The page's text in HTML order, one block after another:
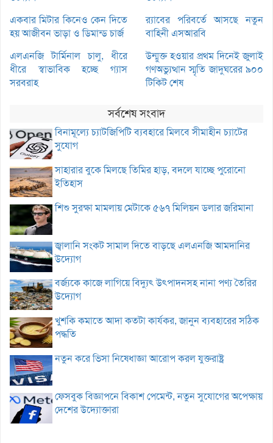
একবার মিটার কিনেও কেন দিতে
হয় আজীবন ভাড়া ও ডিমান্ড চার্জ
র‌্যাবের পরিবর্তে আসছে নতুন
বাহিনী এসআরবি
এলএনজি টার্মিনাল চালু, ধীরে
ধীরে স্বাভাবিক হচ্ছে গ্যাস
সরবরাহ
উন্মুক্ত হওয়ার প্রথম দিনেই জুলাই
গণঅভ্যুত্থান স্মৃতি জাদুঘরের ৯০০
টিকিট শেষ
সর্বশেষ সংবাদ
বিনামূল্যে চ্যাটজিপিটি ব্যবহারে মিলবে সীমাহীন চ্যাটের
সুযোগ
সাহারার বুকে মিলছে তিমির হাড়, বদলে যাচ্ছে পুরোনো
ইতিহাস
শিশু সুরক্ষা মামলায় মেটাকে ৫৬৭ মিলিয়ন ডলার জরিমানা
জ্বালানি সংকট সামাল দিতে বাড়ছে এলএনজি আমদানির
উদ্যোগ
বর্জ্যকে কাজে লাগিয়ে বিদ্যুৎ উৎপাদনসহ নানা পণ্য তৈরির
উদ্যোগ
খুশকি কমাতে আদা কতটা কার্যকর, জানুন ব্যবহারের সঠিক
পদ্ধতি
নতুন করে ভিসা নিষেধাজ্ঞা আরোপ করল যুক্তরাষ্ট্র
ফেসবুক বিজ্ঞাপনে বিকাশ পেমেন্ট, নতুন সুযোগের অপেক্ষায়
দেশের উদ্যোক্তারা